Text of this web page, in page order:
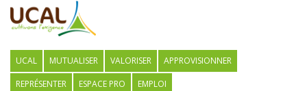
UCAL MUTUALISER VALORISER
APPROVISIONNER
REPRÉSENTER
ESPACE PRO EMPLOI